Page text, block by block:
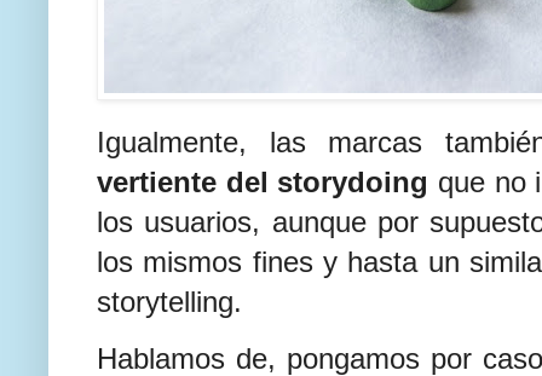
Igualmente, las marcas
vertiente del storydoing que no
los usuarios, aunque por
los mismos fines y hasta un
storytelling.
Hablamos de, pongamos por